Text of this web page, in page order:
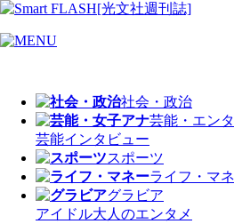
社会・政治
芸能・エン
芸能インタビュー
スポーツ
ライフ・マ
グラビア
アイドル大人のエンタメ